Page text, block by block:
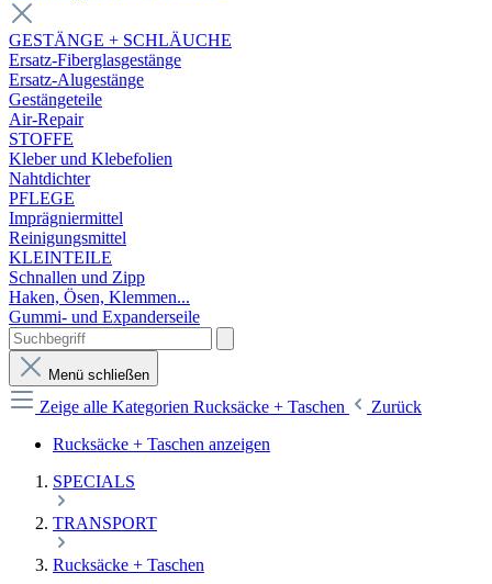
GESTÄNGE + SCHLÄUCHE
Ersatz-Fiberglasgestänge
Ersatz-Alugestänge
Gestängeteile
Air-Repair
STOFFE
Kleber und Klebefolien
Nahtdichter
PFLEGE
Imprägniermittel
Reinigungsmittel
KLEINTEILE
Schnallen und Zipp
Haken, Ösen, Klemmen...
Gummi- und Expanderseile
Menü schließen
Zeige alle Kategorien Rucksäcke + Taschen
Zurück
Rucksäcke + Taschen anzeigen
SPECIALS
TRANSPORT
Rucksäcke + Taschen